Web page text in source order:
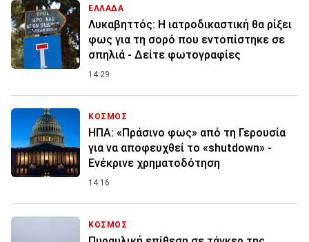
ΕΛΛΑΔΑ
Λυκαβηττός: Η ιατροδικαστική θα ρίξει
φως για τη σορό που εντοπίστηκε σε
σπηλιά - Δείτε φωτογραφίες
14:29
ΚΟΣΜΟΣ
ΗΠΑ: «Πράσινο φως» από τη Γερουσία
για να αποφευχθεί το «shutdown» -
Ενέκρινε χρηματοδότηση
14:16
ΚΟΣΜΟΣ